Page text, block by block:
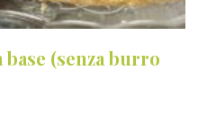
(senza burro